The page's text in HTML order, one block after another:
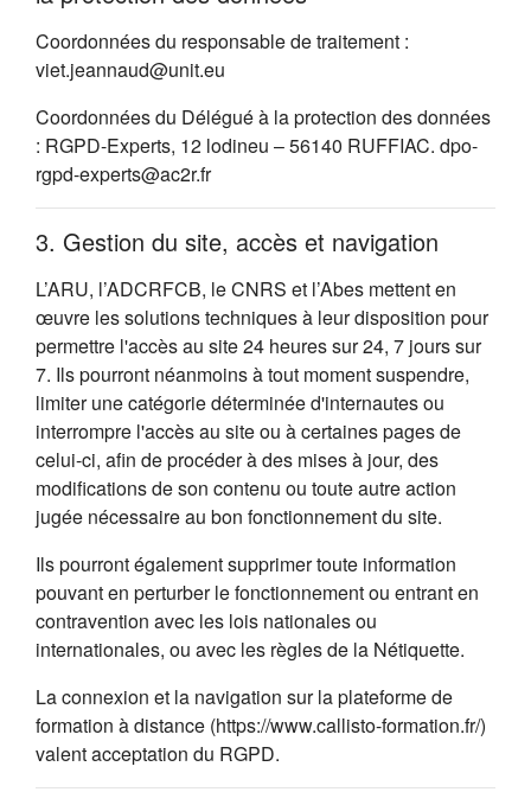
Coordonnées du responsable de traitement :
viet.jeannaud@unit.eu
Coordonnées du Délégué à la protection des données
: RGPD-Experts, 12 lodineu – 56140 RUFFIAC. dpo-
rgpd-experts@ac2r.fr
3. Gestion du site, accès et navigation
L’ARU, l’ADCRFCB, le CNRS et l’Abes mettent en
œuvre les solutions techniques à leur disposition pour
permettre l'accès au site 24 heures sur 24, 7 jours sur
7. Ils pourront néanmoins à tout moment suspendre,
limiter une catégorie déterminée d'internautes ou
interrompre l'accès au site ou à certaines pages de
celui-ci, afin de procéder à des mises à jour, des
modifications de son contenu ou toute autre action
jugée nécessaire au bon fonctionnement du site.
Ils pourront également supprimer toute information
pouvant en perturber le fonctionnement ou entrant en
contravention avec les lois nationales ou
internationales, ou avec les règles de la Nétiquette.
La connexion et la navigation sur la plateforme de
formation à distance (https://www.callisto-formation.fr/)
valent acceptation du RGPD.